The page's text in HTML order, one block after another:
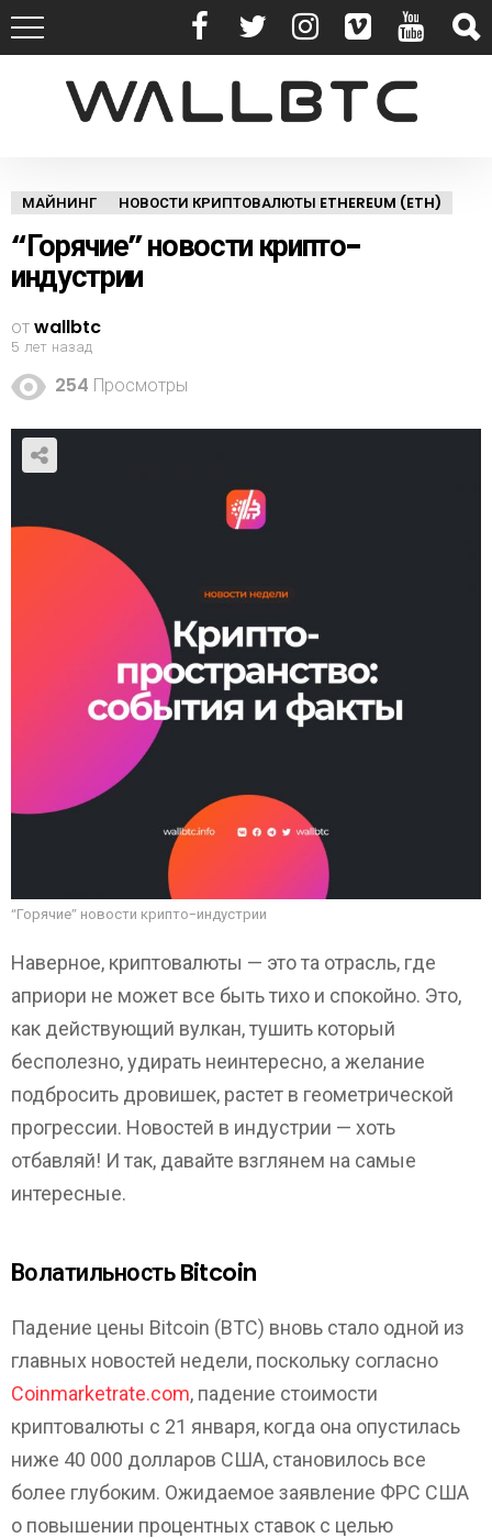
МАЙНИНГ НОВОСТИ КРИПТОВАЛЮТЫ ETHEREUM (ETH)
“Горячие” новости крипто-
индустрии
отwallbtc
5 лет назад
254 Просмотры
“Горячие” новости крипто-индустрии
Наверное, криптовалюты — это та отрасль, где
априори не может все быть тихо и спокойно. Это,
как действующий вулкан, тушить который
бесполезно, удирать неинтересно, а желание
подбросить дровишек, растет в геометрической
прогрессии. Новостей в индустрии — хоть
отбавляй! И так, давайте взглянем на самые
интересные.
Волатильность Bitcoin
Падение цены Bitcoin (BTC) вновь стало одной из
главных новостей недели, поскольку согласно
Coinmarketrate.com, падение стоимости
криптовалюты с 21 января, когда она опустилась
ниже 40 000 долларов США, становилось все
более глубоким. Ожидаемое заявление ФРС США
о повышении процентных ставок с целью